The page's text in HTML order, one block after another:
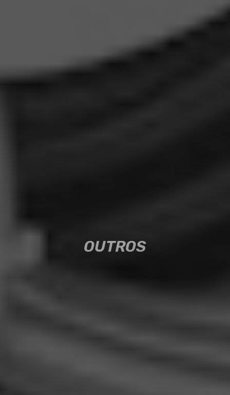
OUTROS
OUTROS